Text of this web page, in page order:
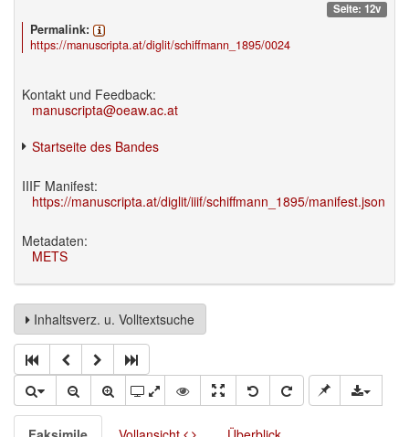
Seite: 12v
Permalink:
https://manuscripta.at/diglit/schiffmann_1895/0024
Kontakt und Feedback:
manuscripta@oeaw.ac.at
Startseite des Bandes
IIIF Manifest:
https://manuscripta.at/diglit/iiif/schiffmann_1895/manifest.json
Metadaten:
METS
Inhaltsverz. u. Volltextsuche